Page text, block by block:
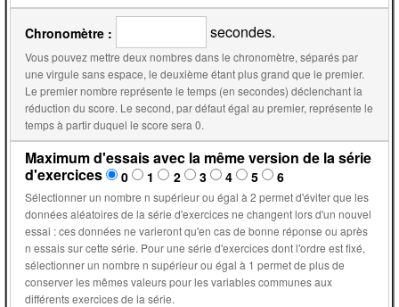
Chronomètre : secondes.
Vous pouvez mettre deux nombres dans le chronomètre, séparés par
une virgule sans espace, le deuxième étant plus grand que le premier.
Le premier nombre représente le temps (en secondes) déclenchant la
réduction du score. Le second, par défaut égal au premier, représente le
temps à partir duquel le score sera 0.
Maximum d'essais avec la même version de la série
d'exercices
0 1 2 3 4 5 6
Sélectionner un nombre n supérieur ou égal à 2 permet d'éviter que les
données aléatoires de la série d'exercices ne changent lors d'un nouvel
essai : ces données ne varieront qu'en cas de bonne réponse ou après
n essais sur cette série. Pour une série d'exercices dont l'ordre est fixé,
sélectionner un nombre n supérieur ou égal à 1 permet de plus de
conserver les mêmes valeurs pour les variables communes aux
différents exercices de la série.